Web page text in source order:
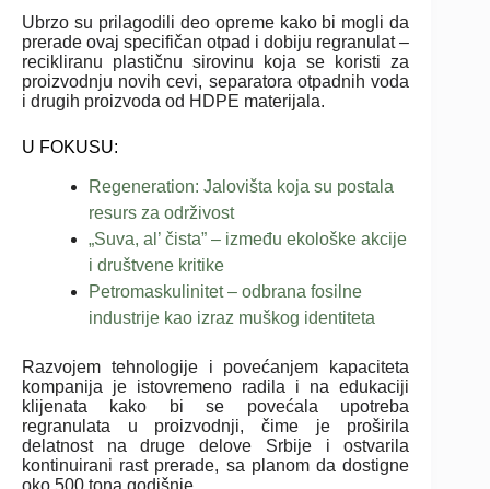
Ubrzo su prilagodili deo opreme kako bi mogli da
prerade ovaj specifičan otpad i dobiju regranulat –
recikliranu plastičnu sirovinu koja se koristi za
proizvodnju novih cevi, separatora otpadnih voda
i drugih proizvoda od HDPE materijala.
U FOKUSU:
Regeneration: Jalovišta koja su postala
resurs za održivost
„Suva, al’ čista” – između ekološke akcije
i društvene kritike
Petromaskulinitet – odbrana fosilne
industrije kao izraz muškog identiteta
Razvojem tehnologije i povećanjem kapaciteta
kompanija je istovremeno radila i na edukaciji
klijenata kako bi se povećala upotreba
regranulata u proizvodnji, čime je proširila
delatnost na druge delove Srbije i ostvarila
kontinuirani rast prerade, sa planom da dostigne
oko 500 tona godišnje.